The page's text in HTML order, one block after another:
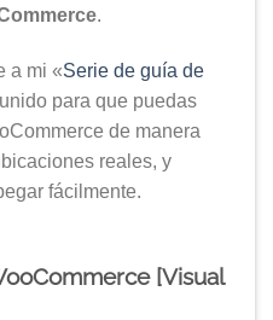
.
a mi «Serie de guía de
para que puedas
de manera
reales, y
fácilmente.
[Visual